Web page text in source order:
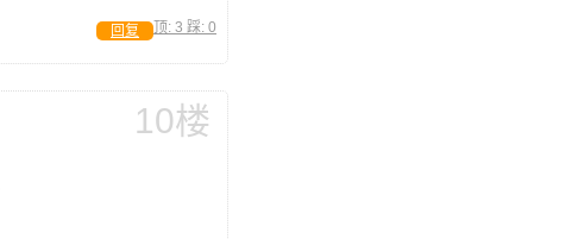
顶: 3 踩: 0
回复
10楼